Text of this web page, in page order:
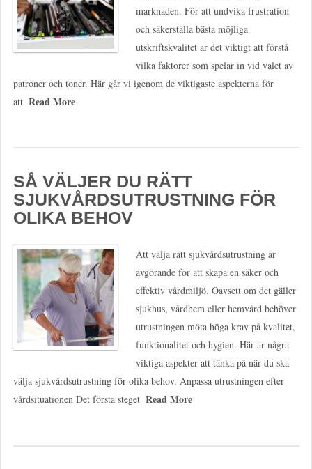
marknaden. För att undvika frustration
och säkerställa bästa möjliga
utskriftskvalitet är det viktigt att förstå
vilka faktorer som spelar in vid valet av
patroner och toner. Här går vi igenom de viktigaste aspekterna för
att Read More
SÅ VÄLJER DU RÄTT
SJUKVÅRDSUTRUSTNING FÖR
OLIKA BEHOV
Att välja rätt sjukvårdsutrustning är
avgörande för att skapa en säker och
effektiv vårdmiljö. Oavsett om det gäller
sjukhus, vårdhem eller hemvård behöver
utrustningen möta höga krav på kvalitet,
funktionalitet och hygien. Här är några
viktiga aspekter att tänka på när du ska
välja sjukvårdsutrustning för olika behov. Anpassa utrustningen efter
vårdsituationen Det första steget Read More